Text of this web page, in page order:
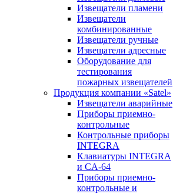
Извещатели пламени
Извещатели
комбинированные
Извещатели ручные
Извещатели адресные
Оборудование для
тестирования
пожарных извещателей
Продукция компании «Satel»
Извещатели аварийные
Приборы приемно-
контрольные
Контрольные приборы
INTEGRA
Клавиатуры INTEGRA
и CA-64
Приборы приемно-
контрольные и